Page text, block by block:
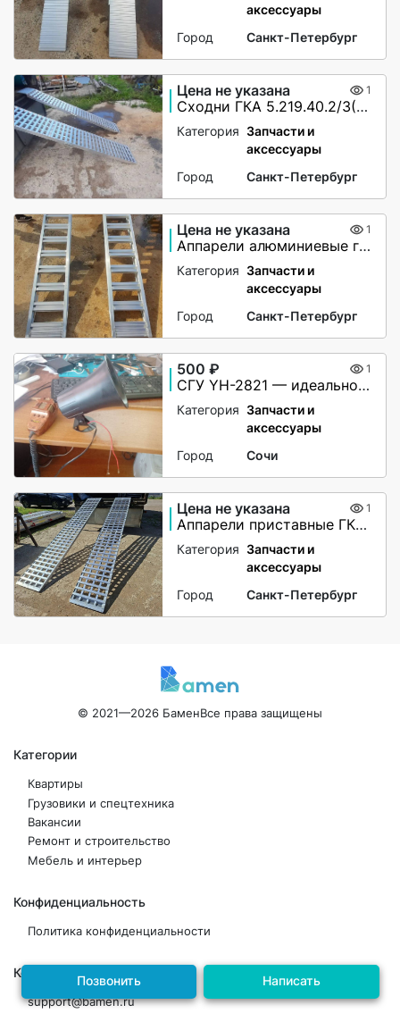
аксессуары
Город
Санкт-Петербург
Цена не указана 1
Сходни ГКА 5.219.40.2/3(85%)Р
Категория Запчасти и
аксессуары
Город
Санкт-Петербург
Цена не указана 1
Аппарели алюминиевые грузоподъёмность 2200 кг
Категория Запчасти и
аксессуары
Город
Санкт-Петербург
500 ₽ 1
СГУ YH-2821 — идеальное решение для вашей автомашины!
Категория Запчасти и
аксессуары
Город
Сочи
Цена не указана 1
Аппарели приставные ГКА 5.350.40 2/3
Категория Запчасти и
аксессуары
Город
Санкт-Петербург
Позвонить Написать
© 2021—2026 БаменВсе права защищены
Категории
Квартиры
Грузовики и спецтехника
Вакансии
Ремонт и строительство
Мебель и интерьер
Конфиденциальность
Политика конфиденциальности
Контакты
support@bamen.ru